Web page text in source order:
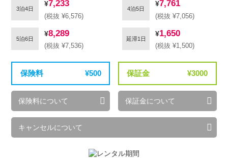
3泊4日
7,233
(税抜 ¥6,576)
4泊5日
7,761
(税抜 ¥7,056)
5泊6日
8,289
(税抜 ¥7,536)
延滞1日
1,650
(税抜 ¥1,500)
保険料 500
保険料について
保証金 3000
保証金について
キャンセルについて